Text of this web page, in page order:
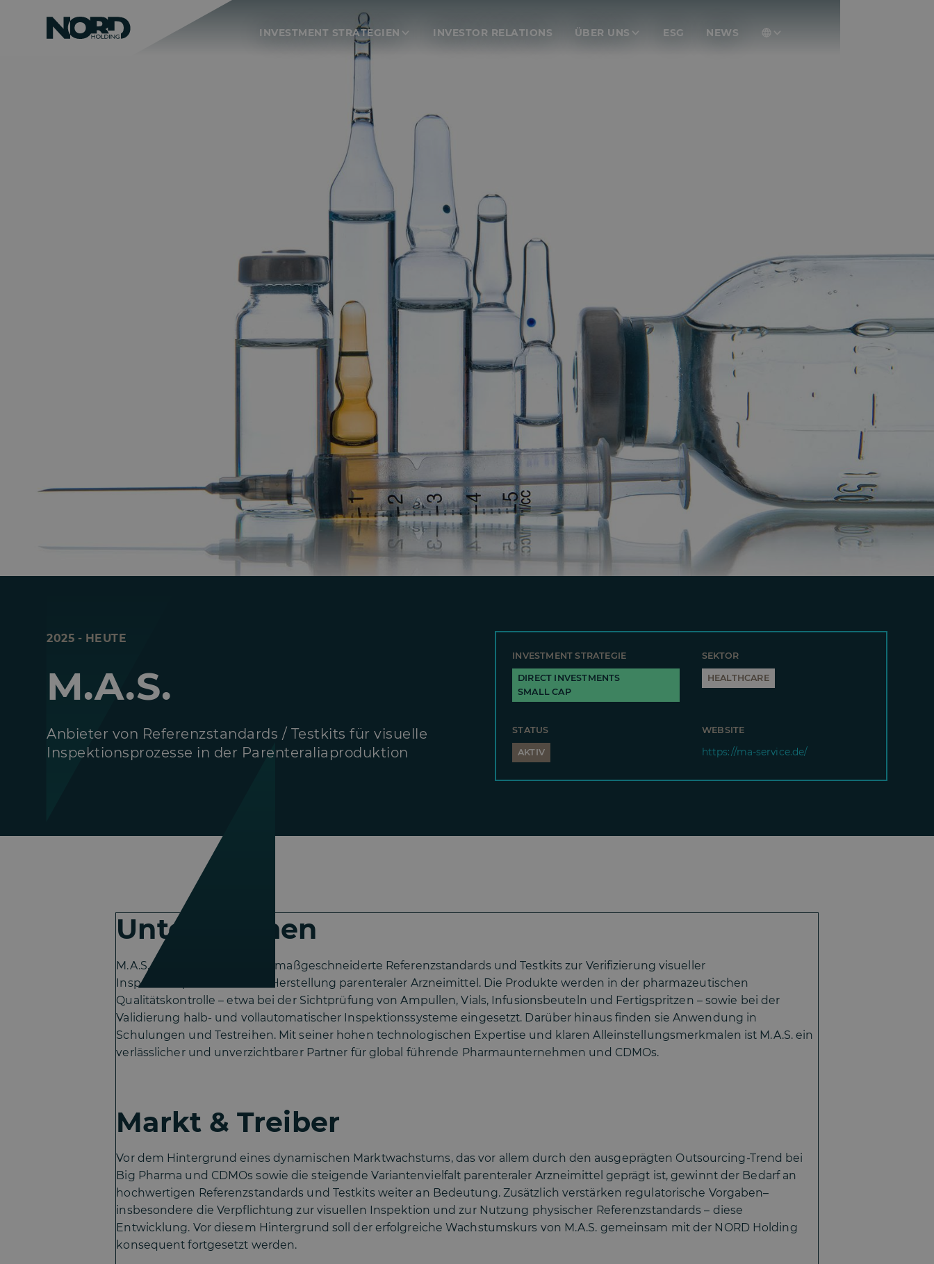
INVESTMENT STRATEGIEN INVESTOR RELATIONS ÜBER UNS ESG NEWS
2025 - HEUTE
M.A.S.
Anbieter von Referenzstandards / Testkits für visuelle
Inspektionsprozesse in der Parenteraliaproduktion
INVESTMENT STRATEGIE
DIRECT INVESTMENTS
SMALL CAP
SEKTOR
HEALTHCARE
STATUS
AKTIV
WEBSITE
https://ma-service.de/
Unternehmen
M.A.S. entwickelt und liefert maßgeschneiderte Referenzstandards und Testkits zur Verifizierung visueller
Inspektionsprozesse in der Herstellung parenteraler Arzneimittel. Die Produkte werden in der pharmazeutischen
Qualitätskontrolle – etwa bei der Sichtprüfung von Ampullen, Vials, Infusionsbeuteln und Fertigspritzen – sowie bei der
Validierung halb- und vollautomatischer Inspektionssysteme eingesetzt. Darüber hinaus finden sie Anwendung in
Schulungen und Testreihen. Mit seiner hohen technologischen Expertise und klaren Alleinstellungsmerkmalen ist M.A.S. ein
verlässlicher und unverzichtbarer Partner für global führende Pharmaunternehmen und CDMOs.
Markt & Treiber
Vor dem Hintergrund eines dynamischen Marktwachstums, das vor allem durch den ausgeprägten Outsourcing-Trend bei
Big Pharma und CDMOs sowie die steigende Variantenvielfalt parenteraler Arzneimittel geprägt ist, gewinnt der Bedarf an
hochwertigen Referenzstandards und Testkits weiter an Bedeutung. Zusätzlich verstärken regulatorische Vorgaben–
insbesondere die Verpflichtung zur visuellen Inspektion und zur Nutzung physischer Referenzstandards – diese
Entwicklung. Vor diesem Hintergrund soll der erfolgreiche Wachstumskurs von M.A.S. gemeinsam mit der NORD Holding
konsequent fortgesetzt werden.